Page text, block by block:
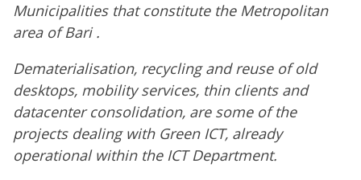
Municipalities that constitute the Metropolitan
area of Bari .
Dematerialisation, recycling and reuse of old
desktops, mobility services, thin clients and
datacenter consolidation, are some of the
projects dealing with Green ICT, already
operational within the ICT Department.